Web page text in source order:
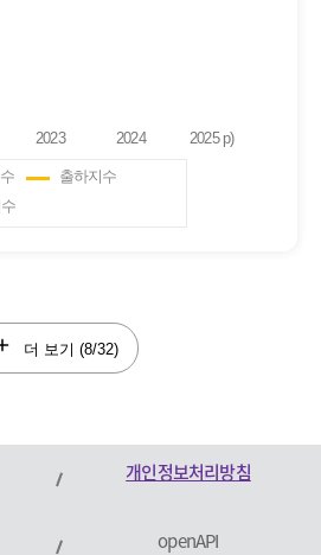
출하지수
더 보기 (8/32)
개인정보처리방침
openAPI